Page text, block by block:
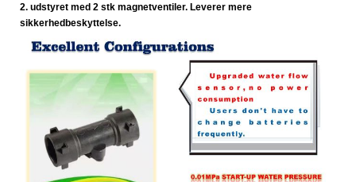
2. udstyret med 2 stk magnetventiler. Leverer mere
sikkerhedbeskyttelse.